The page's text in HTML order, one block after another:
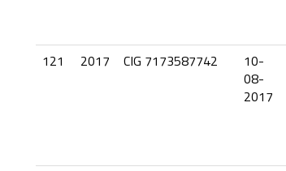
121 2017 CIG 7173587742
10-
08-
2017